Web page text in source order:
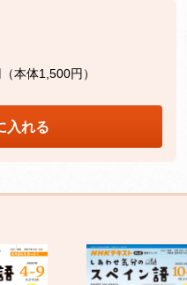
本体1,500円）
入れる